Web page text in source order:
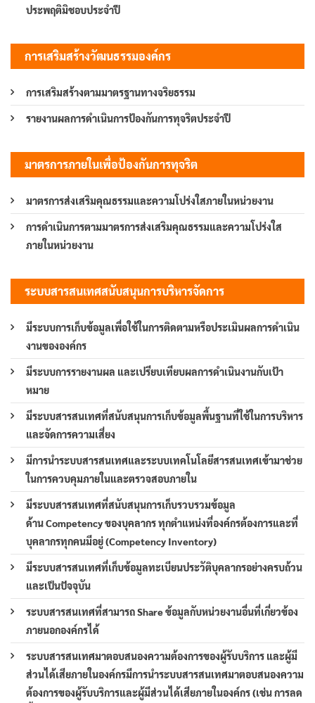
ประพฤติมิชอบประจำปี
การเสริมสร้างวัฒนธรรมองค์กร
การเสริมสร้างตามมาตรฐานทางจริยธรรม
รายงานผลการดำเนินการป้องกันการทุจริตประจำปี
มาตรการภายในเพื่อป้องกันการทุจริต
มาตรการส่งเสริมคุณธรรมและความโปร่งใสภายในหน่วยงาน
การดำเนินการตามมาตรการส่งเสริมคุณธรรมและความโปร่งใส
ภายในหน่วยงาน
ระบบสารสนเทศสนับสนุนการบริหารจัดการ
มีระบบการเก็บข้อมูลเพื่อใช้ในการติดตามหรือประเมินผลการดำเนิน
งานขององค์กร
มีระบบการรายงานผล และเปรียบเทียบผลการดำเนินงานกับเป้า
หมาย
มีระบบสารสนเทศที่สนับสนุนการเก็บข้อมูลพื้นฐานที่ใช้ในการบริหาร
และจัดการความเสี่ยง
มีการนำระบบสารสนเทศและระบบเทคโนโลยีสารสนเทศเข้ามาช่วย
ในการควบคุมภายในและตรวจสอบภายใน
มีระบบสารสนเทศที่สนับสนุนการเก็บรวบรวมข้อมูล
ด้าน Competency ของบุคลากร ทุกตำแหน่งที่องค์กรต้องการและที่
บุคลากรทุกคนมีอยู่ (Competency Inventory)
มีระบบสารสนเทศที่เก็บข้อมูลทะเบียนประวัติบุคลากรอย่างครบถ้วน
และเป็นปัจจุบัน
ระบบสารสนเทศที่สามารถ Share ข้อมูลกับหน่วยงานอื่นที่เกี่ยวข้อง
ภายนอกองค์กรได้
ระบบสารสนเทศมาตอบสนองความต้องการของผู้รับบริการ และผู้มี
ส่วนได้เสียภายในองค์กรมีการนำระบบสารสนเทศมาตอบสนองความ
ต้องการของผู้รับบริการและผู้มีส่วนได้เสียภายในองค์กร (เช่น การลด